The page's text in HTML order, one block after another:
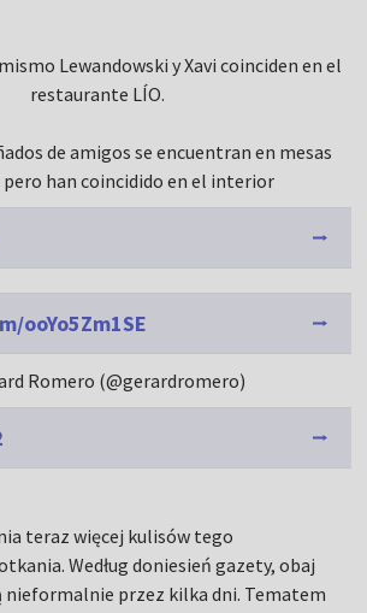
Lewandowski y Xavi coinciden en el
restaurante LÍO.
de amigos se encuentran en mesas
han coincidido en el interior
ooYo5Zm1SE
Romero (@gerardromero)
teraz więcej kulisów tego
Według doniesień gazety, obaj
nieformalnie przez kilka dni. Tematem